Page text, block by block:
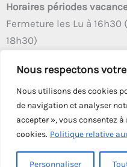
Nous respectons
Nous utilisons des cookies
de navigation et analyser
accepter », vous consentez
cookies. Politique relative
Personnaliser
Horaires périodes
Fermeture les Lu à
18h30)
Copyright © 2026 - Tous